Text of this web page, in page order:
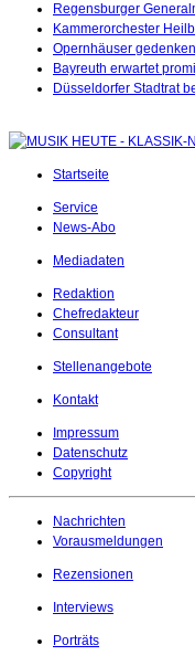
Regensburger
Kammerorchester
Opernhäuser
Bayreuth erwartet
Düsseldorfer Stadtrat
Startseite
Service
News-Abo
Mediadaten
Redaktion
Chefredakteur
Consultant
Stellenangebote
Kontakt
Impressum
Datenschutz
Copyright
Nachrichten
Vorausmeldungen
Rezensionen
Interviews
Porträts